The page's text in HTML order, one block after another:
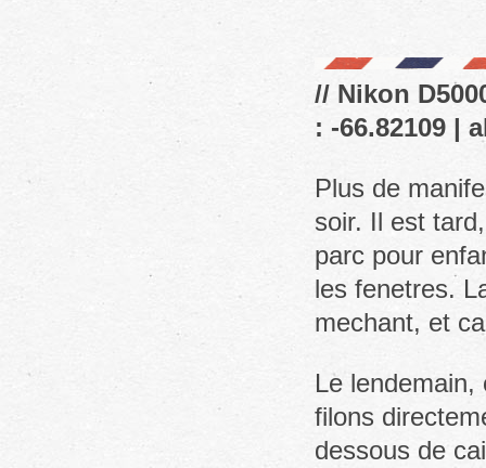
// Nikon
: -66.82109 |
Plus de
soir. Il est
parc pour
les fenetres.
mechant, et
Le lendemain,
filons
dessous de